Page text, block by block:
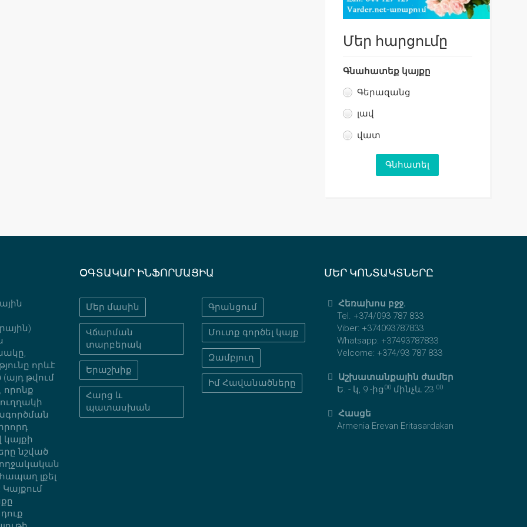
Մեր հարցումը
Գնահատեք կայքը
Գերազանց
լավ
վատ
որևէ
թվում
որոնք
նշված
լքել
ՕԳՏԱԿԱՐ ԻՆՖՈՐՄԱՑԻԱ
Մեր մասին
Վճարման
տարբերակ
Երաշխիք
Հարց և
պատասխան
Գրանցում
Մուտք գործել կայք
Զամբյուղ
Իմ Հավանածները
ՄԵՐ ԿՈՆՏԱԿՏՆԵՐԸ
Հեռախոս բջջ.
Tel. +374/093 787 833
Viber: +374093787833
Whatsapp: +37493787833
Velcome: +374/93 787 833
Աշխատանքային ժամեր
Ե. - կ, 9 -ից 00 մինչև 23 00
Հասցե
Armenia Erevan Eritasardakan